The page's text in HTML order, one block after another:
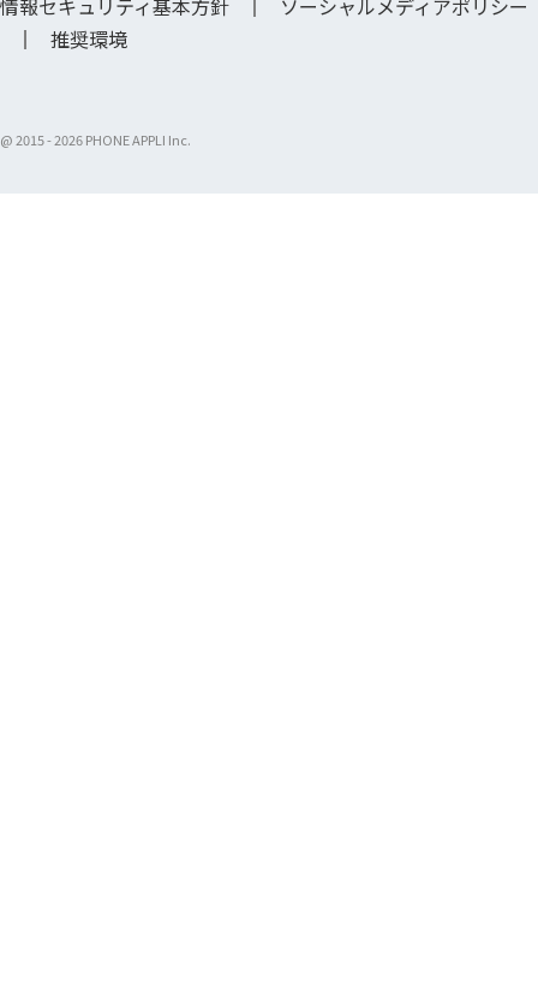
情報セキュリティ基本方針
ソーシャルメディアポリシー
推奨環境
@ 2015 -2026 PHONE APPLI Inc.